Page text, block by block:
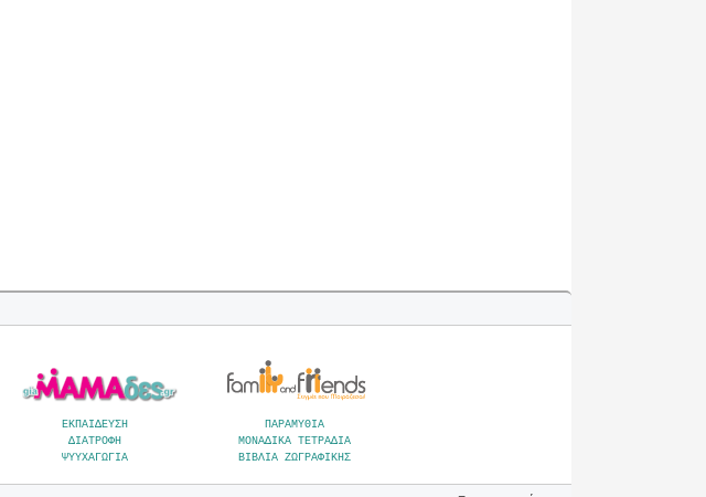
ΕΚΠΑΙΔΕΥΣΗ
ΔΙΑΤΡΟΦΗ
ΨΥΥΧΑΓΩΓΙΑ
ΠΑΡΑΜΥΘΙΑ
ΜΟΝΑΔΙΚΑ ΤΕΤΡΑΔΙΑ
ΒΙΒΛΙΑ ΖΩΓΡΑΦΙΚΗΣ